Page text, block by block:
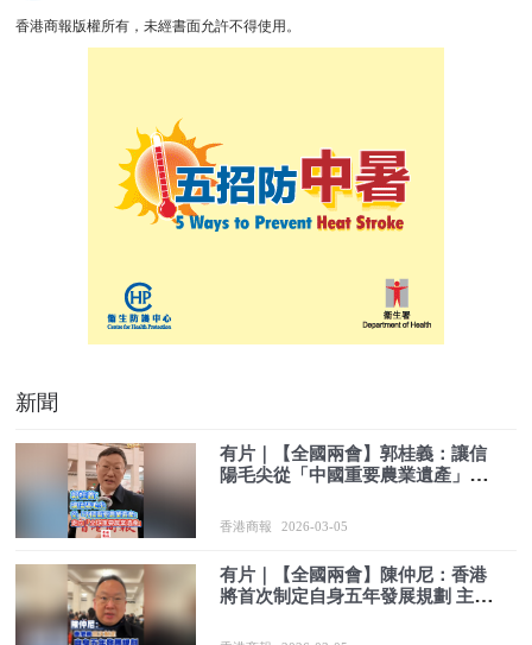
香港商報版權所有，未經書面允許不得使用。
新聞
有片｜【全國兩會】郭桂義：讓信
陽毛尖從「中國重要農業遺產」走
香港商報 2026-03-05
有片｜【全國兩會】陳仲尼：香港
將首次制定自身五年發展規劃 主動